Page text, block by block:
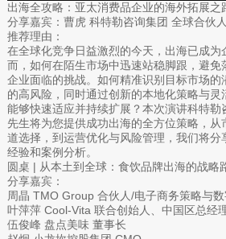
出海全攻略：亚太消费品企业的海外拓展之
分享嘉宾：曹虎 科特勒咨询集团 全球合伙
推荐理由：
在全球化竞争日益激烈的今天，出海已成为
而，如何在陌生市场中迅速站稳脚跟，避免
企业面临的挑战。如何精准识别目标市场
的高风险，同时通过创新的本地化策略与灵
能够快速适应并持续扩展？本次演讲科特勒
先生将为您提供成功出海的全方位策略，
道选择，到运营优化与风险管理，我们将
经验和案例分析。
圆桌 | 从本土到全球：食饮品牌出海的战略
分享嘉宾：
周晶 TMO Group 合伙人/电子商务策略与
叶萍萍 Cool-Vita 联合创始人、中国区总经
伍俊峰 盘点美味 董事长